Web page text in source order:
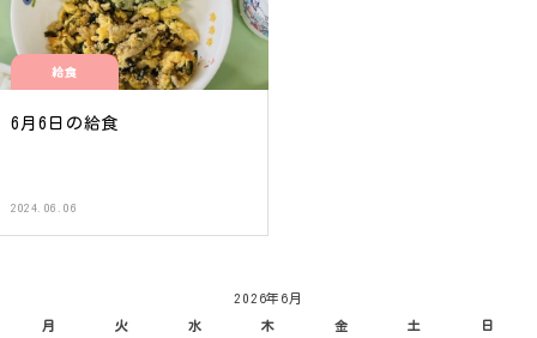
給食
6月6日の給食
2024.06.06
2026年6月
月 火 水 木 金 土 日